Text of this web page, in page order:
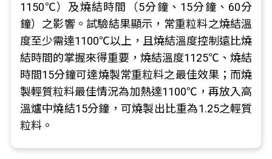
1150℃）及燒結時間（5分鐘、15分鐘、60分
鐘）之影響。試驗結果顯示，常重粒料之燒結溫
度至少需達1100℃以上，且燒結溫度控制遠比燒
結時間的掌握來得重要，燒結溫度1125℃、燒結
時間15分鐘可達燒製常重粒料之最佳效果；而燒
製輕質粒料最佳情況為加熱達1100℃，再放入高
溫爐中燒結15分鐘，可燒製出比重為1.25之輕質
粒料。